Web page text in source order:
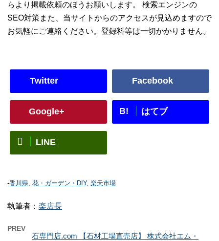
らより掲載依頼のほうお願いします。 検索エンジンの
SEO対策また、当サイトからのアクセスが見込めますので
お気軽にご連絡ください。登録料等は一切かかりません。
Twitter Facebook
Google+ B! はてブ
LINE
-香川県, 花・ガーデン・DIY, 楽天市場
執筆者： 楽店長
PREV
石専門店.com 【石材工場直売店】 株式会社エム・